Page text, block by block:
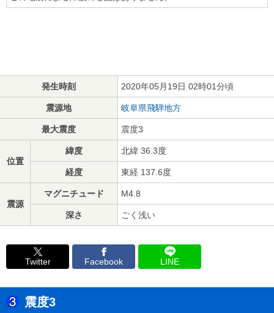
発生時刻 2020年05月19日 02時01分頃
震源地 岐阜県飛騨地方
最大震度 震度3
位置
緯度 北緯 36.3度
経度 東経 137.6度
震源
マグニチュード M4.8
深さ ごく浅い
Twitter Facebook LINE
震度3